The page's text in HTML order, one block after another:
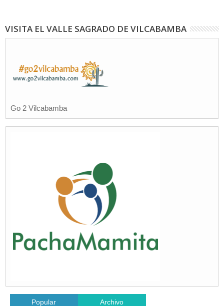
VISITA EL VALLE SAGRADO DE VILCABAMBA
Go 2 Vilcabamba
Popular Archivo